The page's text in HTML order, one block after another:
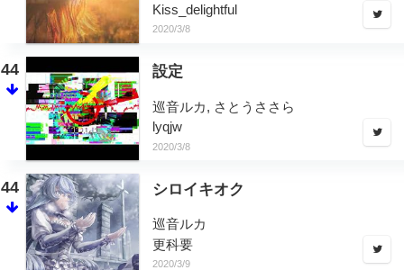
Kiss_delightful
2020/3/8
44 設定
巡音ルカ, さとうささら
lyqjw
2020/3/8
44 シロイキオク
巡音ルカ
更科要
2020/3/9